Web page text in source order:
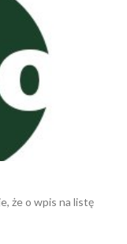
że o wpis na listę